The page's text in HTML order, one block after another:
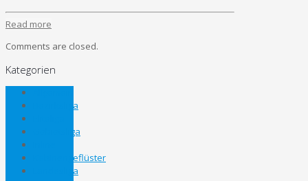
Read more
Comments are closed.
Kategorien
Bezirksliga
Gebietsliga
Kabinengeflüster
Landesliga